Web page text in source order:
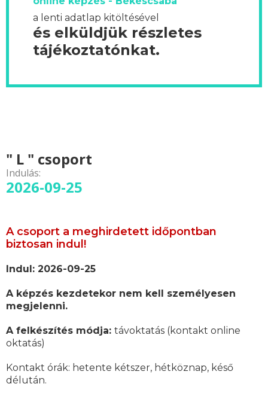
a lenti adatlap kitöltésével
és elküldjük részletes
tájékoztatónkat.
" L " csoport
Indulás:
2026-09-25
A csoport a meghirdetett időpontban
biztosan indul!
Indul: 2026-09-25
A képzés kezdetekor nem kell személyesen
megjelenni.
A felkészítés módja: távoktatás (kontakt online
oktatás)
Kontakt órák: hetente kétszer, hétköznap, késő
délután.